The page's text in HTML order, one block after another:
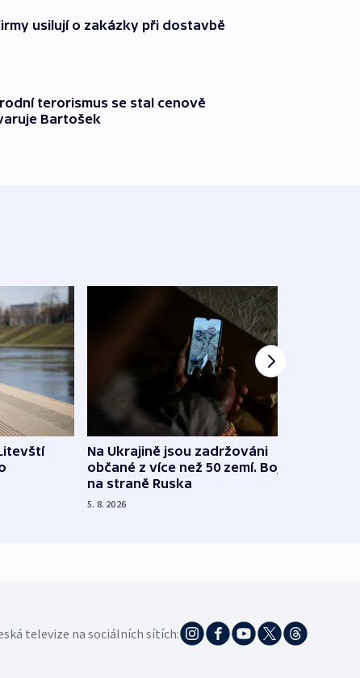
usilují o zakázky při dostavbě
terorismus se stal cenově
Bartošek
Na Ukrajině jsou zadržováni
občané z více než 50 zemí. Bojovali
na straně Ruska
5. 8. 2026
televize na sociálních sítích: